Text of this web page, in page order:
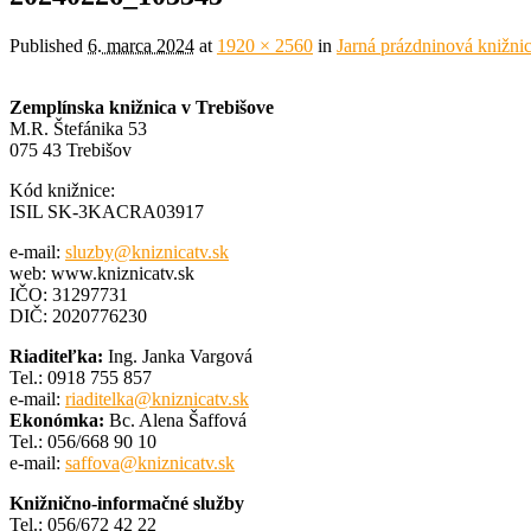
Published 6. marca 2024 at 1920 × 2560 in Jarná prázdninová
Zemplínska knižnica v Trebišove
M.R. Štefánika 53
075 43 Trebišov
Kód knižnice:
ISIL SK-3KACRA03917
e-mail: sluzby@kniznicatv.sk
web: www.kniznicatv.sk
IČO: 31297731
DIČ: 2020776230
Riaditeľka: Ing. Janka Vargová
Tel.: 0918 755 857
e-mail: riaditelka@kniznicatv.sk
Ekonómka: Bc. Alena Šaffová
Tel.: 056/668 90 10
e-mail: saffova@kniznicatv.sk
Knižnično-informačné služby
Tel.: 056/672 42 22